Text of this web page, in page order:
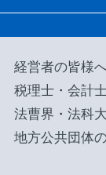
経営者の皆様
税理士・会計
法曹界・法科
地方公共団体